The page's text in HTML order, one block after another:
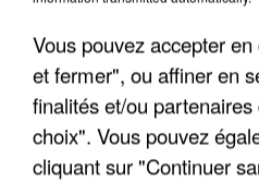
Les données bancaires ne
concernées.
Vous pouvez accepter
et fermer", ou affiner en
finalités et/ou
choix". Vous pouvez
cliquant sur "Continuer